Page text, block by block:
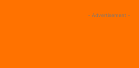
- Advertisement -